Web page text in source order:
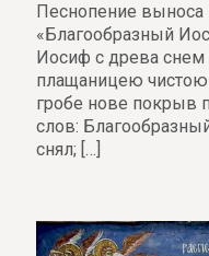
Песнопение
«Благообразный
Иосиф с древа снем
плащаницею чистою
гробе нове покрыв
слов:
снял; […]